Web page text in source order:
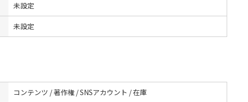
未設定
未設定
コンテンツ / 著作権 / SNSアカウント / 在庫